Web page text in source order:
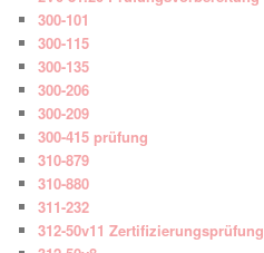
300-101
300-115
300-135
300-206
300-209
300-415 prüfung
310-879
310-880
311-232
312-50v11 Zertifizierungsprüfung